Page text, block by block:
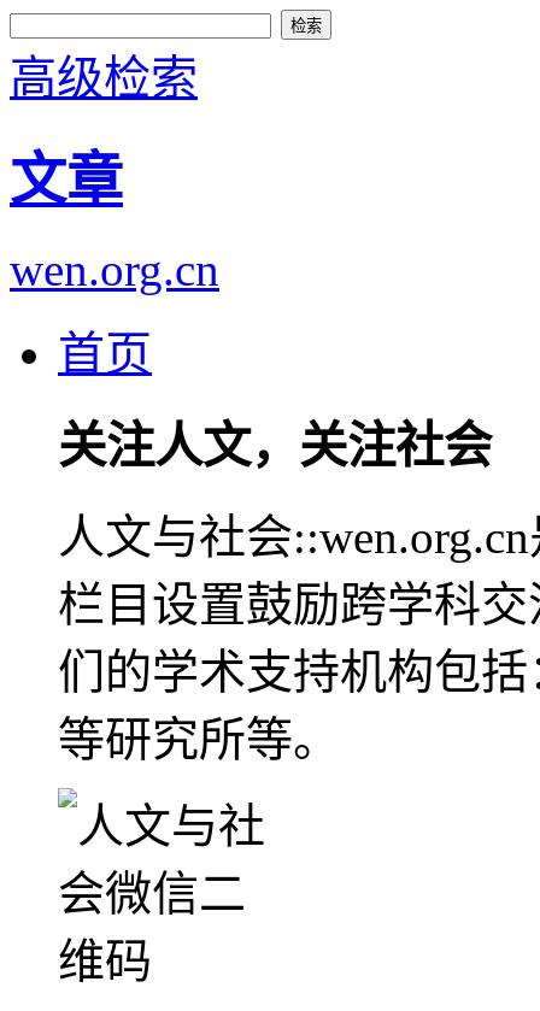
高级检索
文章
wen.org.cn
首页
关注人文，关注社会
人文与社会
栏目设置鼓励跨学科
们的学术支持机构包
等研究所等。